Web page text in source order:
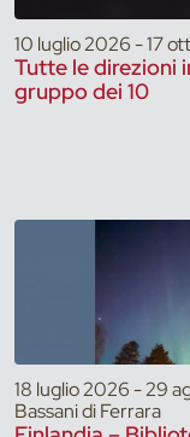
10 luglio 2026 - 17
Tutte le direzioni
gruppo dei 10
18 luglio 2026 - 29
Bassani di Ferrara